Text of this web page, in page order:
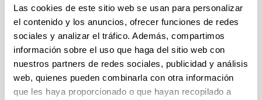
Las cookies de este sitio web se usan para personalizar
el contenido y los anuncios, ofrecer funciones de redes
sociales y analizar el tráfico. Además, compartimos
información sobre el uso que haga del sitio web con
nuestros partners de redes sociales, publicidad y análisis
web, quienes pueden combinarla con otra información
que les haya proporcionado o que hayan recopilado a
CONGRESO INTERNACIONAL
30th European Biomass Conference
and Exhibition - EUBCE
Cuándo y dónde
Desde: 05/2022Hasta:05/2022